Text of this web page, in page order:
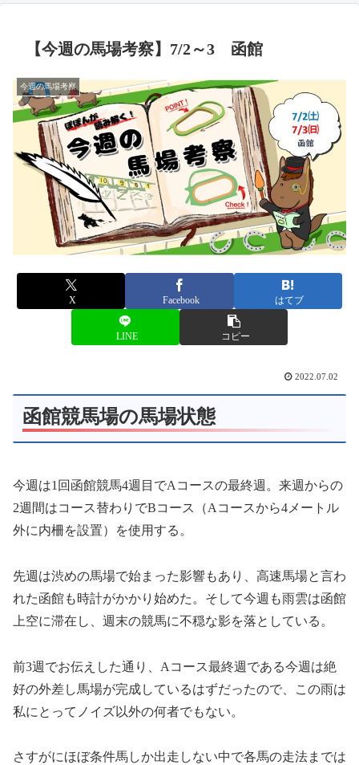
【今週の馬場考察】7/2～3 函館
今週の馬場考察
X Facebook はてブ
LINE コピー
2022.07.02
函館競馬場の馬場状態
今週は1回函館競馬4週目でAコースの最終週。来週からの
2週間はコース替わりでBコース（Aコースから4メートル
外に内柵を設置）を使用する。
先週は渋めの馬場で始まった影響もあり、高速馬場と言わ
れた函館も時計がかかり始めた。そして今週も雨雲は函館
上空に滞在し、週末の競馬に不穏な影を落としている。
前3週でお伝えした通り、Aコース最終週である今週は絶
好の外差し馬場が完成しているはずだったので、この雨は
私にとってノイズ以外の何者でもない。
さすがにほぼ条件馬しか出走しない中で各馬の走法までは